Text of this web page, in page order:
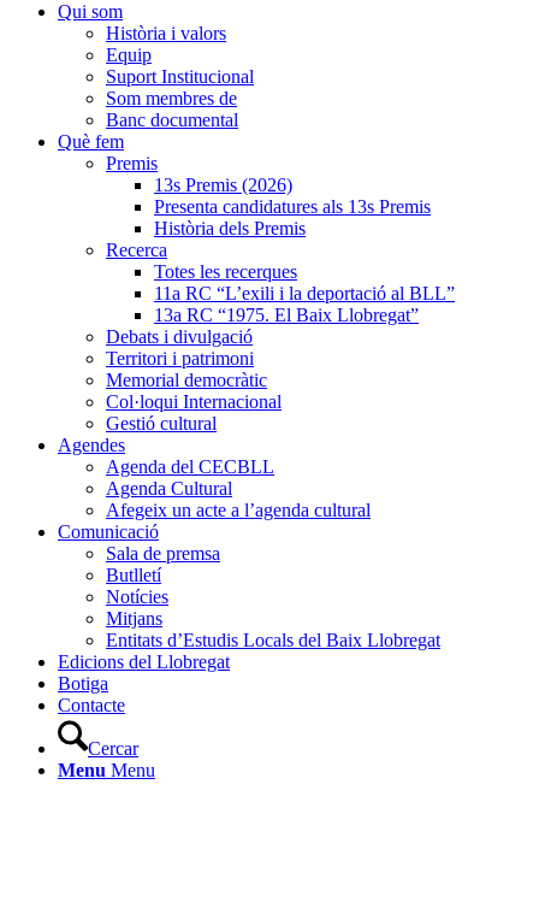
Qui som
Història i valors
Equip
Suport Institucional
Som membres de
Banc documental
Què fem
Premis
13s Premis (2026)
Presenta candidatures als 13s Premis
Història dels Premis
Recerca
Totes les recerques
11a RC “L’exili i la deportació al BLL”
13a RC “1975. El Baix Llobregat”
Debats i divulgació
Territori i patrimoni
Memorial democràtic
Col·loqui Internacional
Gestió cultural
Agendes
Agenda del CECBLL
Agenda Cultural
Afegeix un acte a l’agenda cultural
Comunicació
Sala de premsa
Butlletí
Notícies
Mitjans
Entitats d’Estudis Locals del Baix Llobregat
Edicions del Llobregat
Botiga
Contacte
Cercar
Menu Menu